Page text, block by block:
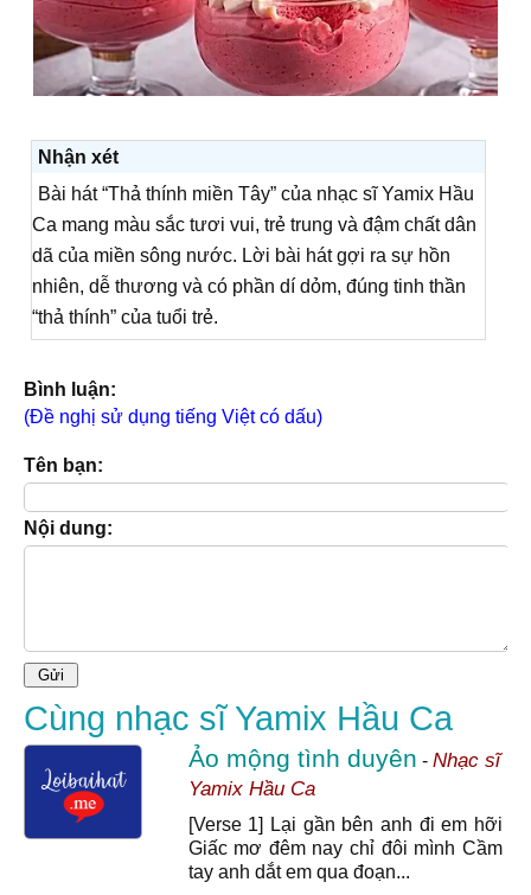
Nhận xét
Bài hát “Thả thính miền Tây” của nhạc sĩ Yamix Hầu
Ca mang màu sắc tươi vui, trẻ trung và đậm chất dân
dã của miền sông nước. Lời bài hát gợi ra sự hồn
nhiên, dễ thương và có phần dí dỏm, đúng tinh thần
“thả thính” của tuổi trẻ.
Bình luận:
(Đề nghị sử dụng tiếng Việt có dấu)
Tên bạn:
Nội dung:
Cùng nhạc sĩ Yamix Hầu Ca
Ảo mộng tình duyên - Nhạc sĩ
Yamix Hầu Ca
[Verse 1] Lại gần bên anh đi em hỡi
Giấc mơ đêm nay chỉ đôi mình Cầm
tay anh dắt em qua đoạn...